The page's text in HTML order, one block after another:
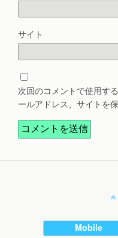
サイト
次回のコメントで使用す
ールアドレス、サイトを保
Mobile